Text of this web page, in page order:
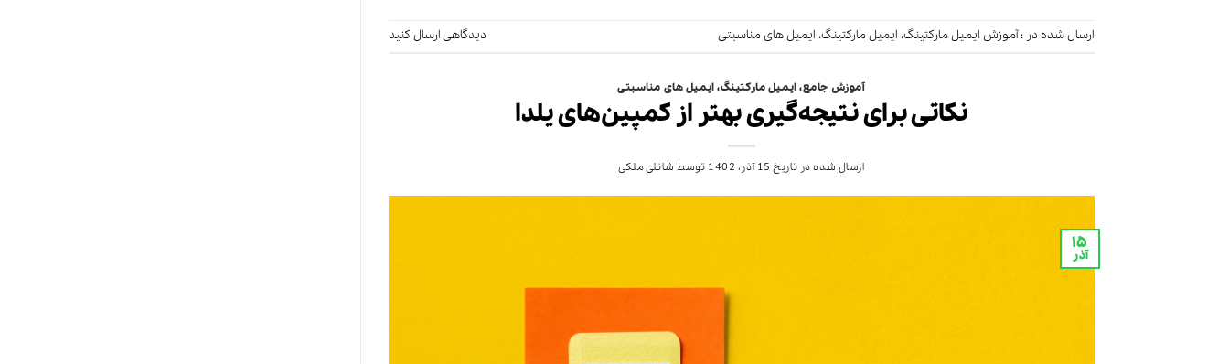
ارسال شده در :آموزش ایمیل مارکتینگ، ایمیل مارکتینگ، ایمیل های مناسبتی دیدگاهی ارسال کنید
آموزش جامع،ایمیل مارکتینگ،ایمیل های مناسبتی
نکاتی برای نتیجه‌گیری بهتر از کمپین‌های یلدا
ارسال شده در تاریخ 15 آذر، 1402 توسط شانلی ملکی
۱۵
آذر